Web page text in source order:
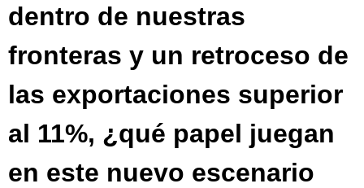
dentro de nuestras
fronteras y un retroceso de
las exportaciones superior
al 11%, ¿qué papel juegan
en este nuevo escenario